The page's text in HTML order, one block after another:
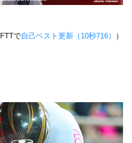
で自己ベスト更新（10秒716）
）